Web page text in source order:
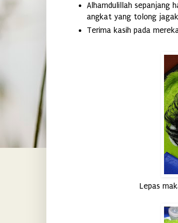
Alhamdulillah sepanjang
angkat yang tolong
Terima kasih pada
Lepas